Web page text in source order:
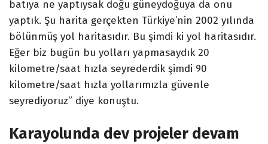
batıya ne yaptıysak doğu güneydoğuya da onu
yaptık. Şu harita gerçekten Türkiye’nin 2002 yılında
bölünmüş yol haritasıdır. Bu şimdi ki yol haritasıdır.
Eğer biz bugün bu yolları yapmasaydık 20
kilometre/saat hızla seyrederdik şimdi 90
kilometre/saat hızla yollarımızla güvenle
seyrediyoruz” diye konuştu.
Karayolunda dev projeler devam